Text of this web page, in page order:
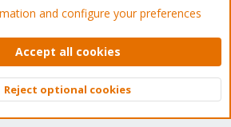
Support Forum - Light Mode
Privacy policy Help Home
© 2010-2026 XenForo Ltd.
Top
and configure your preferences
Accept all cookies
Reject optional cookies